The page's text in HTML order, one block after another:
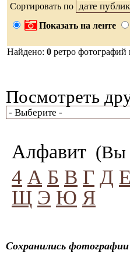
Сортировать по
Показать на ленте
Найдено: 0 ретро
Посмотреть
Алфавит (Вы
4 А Б В Г Д
Щ Э Ю Я
Сохранились